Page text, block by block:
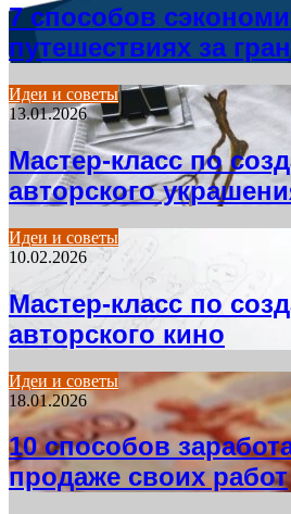
7 способов
путешествиях за
Идеи и советы
13.01.2026
Мастер-класс по
авторского
Идеи и советы
10.02.2026
Мастер-класс по
авторского кино
Идеи и советы
18.01.2026
10 способов
продаже своих работ